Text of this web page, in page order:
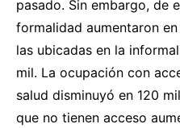
pasado. Sin embargo, de
formalidad aumentaron
las ubicadas en la
mil. La ocupación con
salud disminuyó en 120
que no tienen acceso